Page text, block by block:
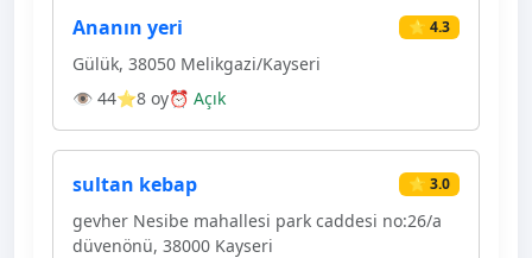
Ananın yeri ⭐ 4.3
Gülük, 38050 Melikgazi/Kayseri
👁 44⭐8 oy⏰ Açık
sultan kebap ⭐ 3.0
gevher Nesibe mahallesi park caddesi no:26/a
düvenönü, 38000 Kayseri